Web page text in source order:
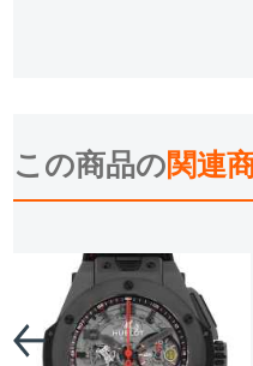
この商品の関連